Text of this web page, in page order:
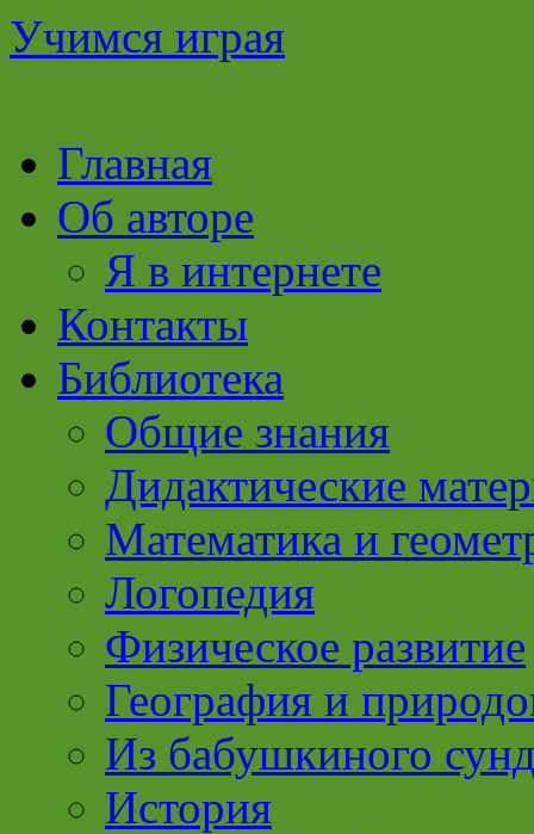
Учимся играя
Перейти
содержимому
Главная
Об авторе
Я в интернете
Контакты
Библиотека
Общие знания
Дидактические
Математика и
Логопедия
Физическое развитие
География и
Из бабушкиного
История